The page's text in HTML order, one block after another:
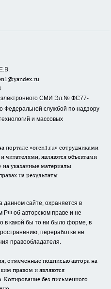
электронного СМИ Эл.№ ФС77-
Федеральной службой по надзору
и массовых
«oren1.ru» сотрудниками
читателями, являются объектами
на указанные материалы
на результаты
сайте, охраняется в
РФ об авторском праве и не
в какой бы то ни было форме, в
переработке не
правообладателя.
отмеченные подписью автора на
правом и являются
Копирование без письменного